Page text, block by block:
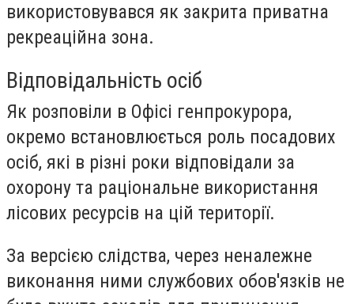
використовувався як закрита приватна
рекреаційна зона.
Відповідальність осіб
Як розповіли в Офісі генпрокурора,
окремо встановлюється роль посадових
осіб, які в різні роки відповідали за
охорону та раціональне використання
лісових ресурсів на цій території.
За версією слідства, через неналежне
виконання ними службових обов'язків не